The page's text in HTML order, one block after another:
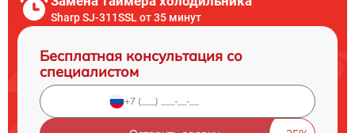
Sharp SJ-311SSL от 35 минут
Бесплатная консультация со
специалистом